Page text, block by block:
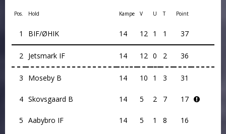
Pos. Hold Kampe V U T Point
1 BIF/ØHIK 14 12 1 1 37
2 Jetsmark IF 14 12 0 2 36
3 Moseby B 14 10 1 3 31
4 Skovsgaard B 14 5 2 7 17
5 Aabybro IF 14 5 1 8 16